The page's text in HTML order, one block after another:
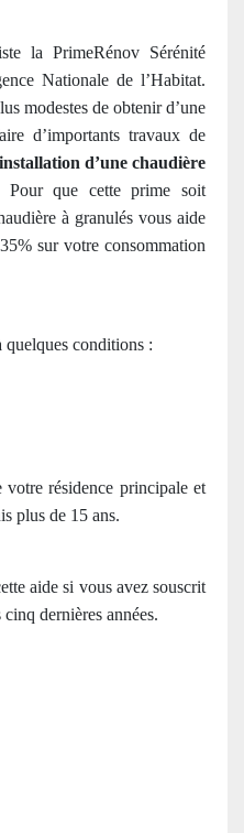
la PrimeRénov Sérénité
Nationale de l’Habitat.
modestes de obtenir d’une
d’importants travaux de
d’une chaudière
Pour que cette prime soit
à granulés vous aide
sur votre consommation
quelques conditions :
résidence principale et
plus de 15 ans.
aide si vous avez souscrit
dernières années.